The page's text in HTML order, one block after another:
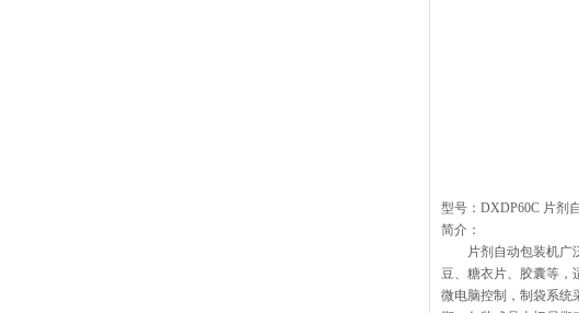
型号：DXDP60C 片剂
简介：
片剂自动包装机广泛
豆、糖衣片、胶囊等，
微电脑控制，制袋系统